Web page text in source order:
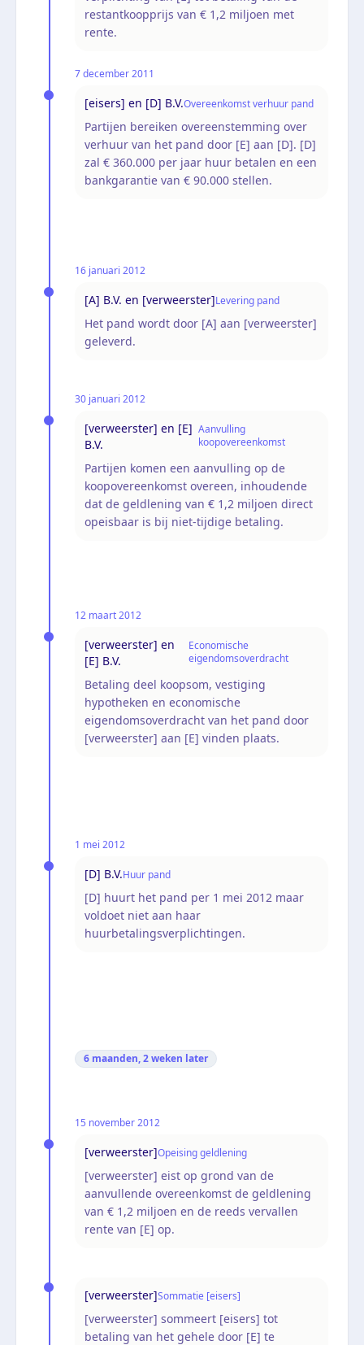
restantkoopprijs van € 1,2 miljoen met
rente.
7 december 2011
[eisers] en [D] B.V.Overeenkomst verhuur pand
Partijen bereiken overeenstemming over
verhuur van het pand door [E] aan [D]. [D]
zal € 360.000 per jaar huur betalen en een
bankgarantie van € 90.000 stellen.
16 januari 2012
[A] B.V. en [verweerster]Levering pand
Het pand wordt door [A] aan [verweerster]
geleverd.
30 januari 2012
[verweerster] en [E]
B.V.
Aanvulling
koopovereenkomst
Partijen komen een aanvulling op de
koopovereenkomst overeen, inhoudende
dat de geldlening van € 1,2 miljoen direct
opeisbaar is bij niet-tijdige betaling.
12 maart 2012
[verweerster] en
[E] B.V.
Economische
eigendomsoverdracht
Betaling deel koopsom, vestiging
hypotheken en economische
eigendomsoverdracht van het pand door
[verweerster] aan [E] vinden plaats.
1 mei 2012
[D] B.V.Huur pand
[D] huurt het pand per 1 mei 2012 maar
voldoet niet aan haar
huurbetalingsverplichtingen.
6 maanden, 2 weken later
15 november 2012
[verweerster]Opeising geldlening
[verweerster] eist op grond van de
aanvullende overeenkomst de geldlening
van € 1,2 miljoen en de reeds vervallen
rente van [E] op.
[verweerster]Sommatie [eisers]
[verweerster] sommeert [eisers] tot
betaling van het gehele door [E] te